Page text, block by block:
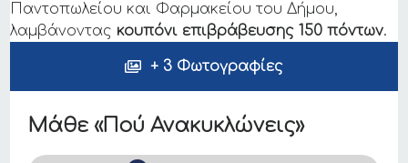
+ 3 Φωτογραφίες
Παντοπωλείου και Φαρμακείου του Δήμου,
λαμβάνοντας κουπόνι επιβράβευσης 150 πόντων.
Μάθε «Πού Ανακυκλώνεις»